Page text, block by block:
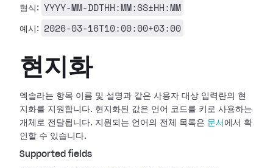
형식: YYYY-MM-DDTHH:MM:SS±HH:MM
예시: 2026-03-16T10:00:00+03:00
현지화
엑솔라는 항목 이름 및 설명과 같은 사용자 대상 입력란의 현
지화를 지원합니다. 현지화된 값은 언어 코드를 키로 사용하는
개체로 전달됩니다. 지원되는 언어의 전체 목록은 문서 에서 확
인할 수 있습니다.
Supported fields